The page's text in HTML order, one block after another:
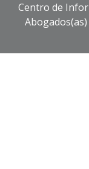
Centro de